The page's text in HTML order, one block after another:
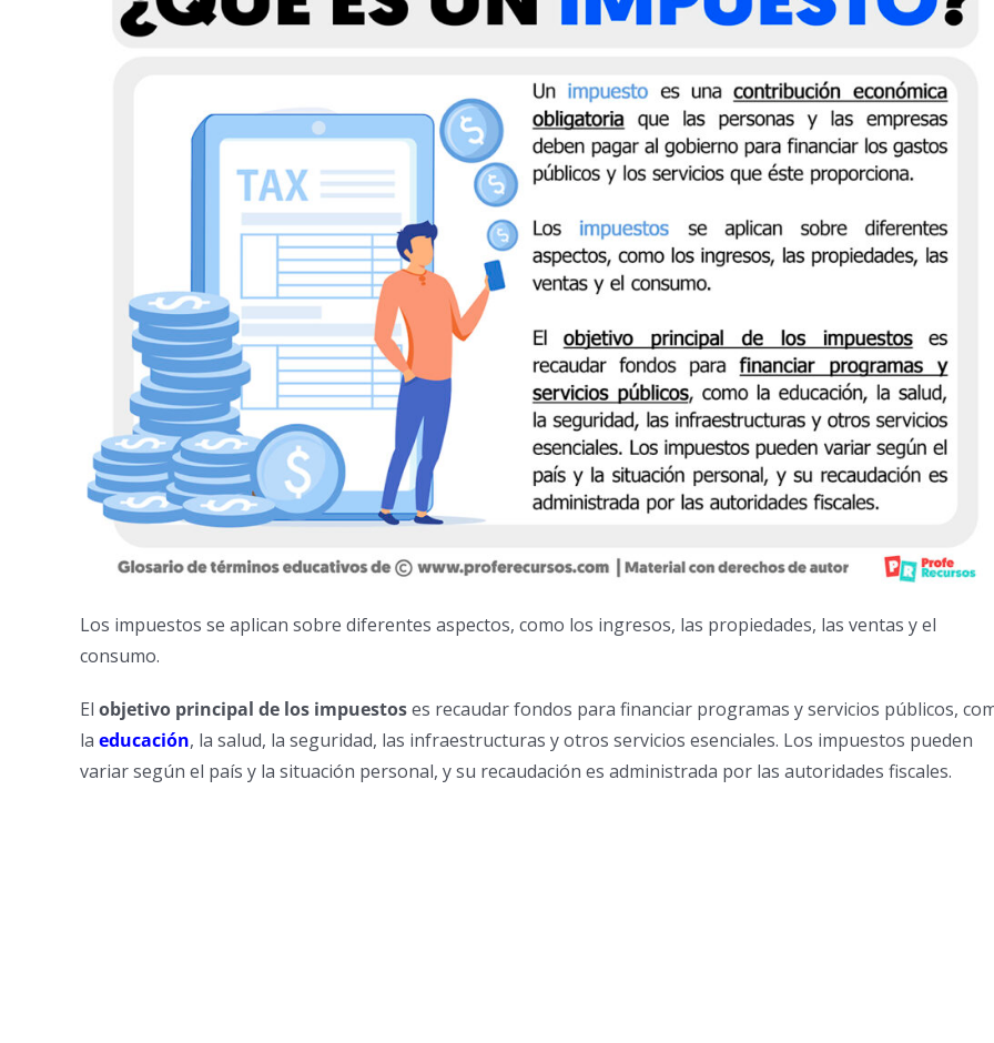
Los impuestos se aplican sobre diferentes aspectos, como los ingresos, las propiedades, las ventas y el
consumo.
El objetivo principal de los impuestoses recaudar fondos para financiar programas y servicios públicos,
la educación, la salud, la seguridad, las infraestructuras y otros servicios esenciales. Los impuestos pueden
variar según el país y la situación personal, y su recaudación es administrada por las autoridades fiscales.